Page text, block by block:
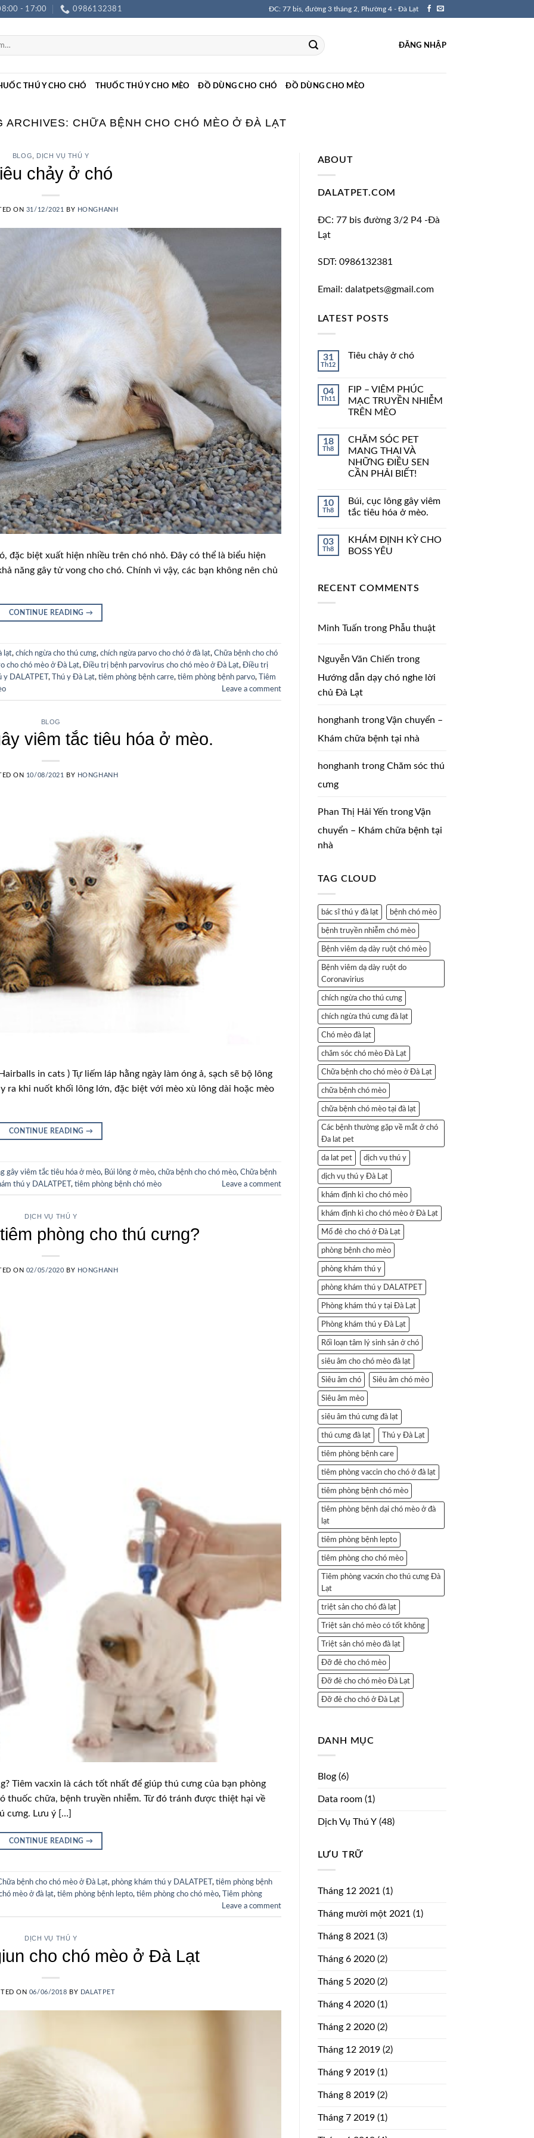
- 17:00 0986132381 ĐC: 77 bis, đường 3 tháng 2, Phường 4 - Đà Lạt
ĐĂNG NHẬP
THÚ Y CHO CHÓ THUỐC THÚ Y CHO MÈO ĐỒ DÙNG CHO CHÓ ĐỒ DÙNG CHO MÈO
ARCHIVES: CHỮA BỆNH CHO CHÓ MÈO Ở ĐÀ LẠT
BLOG DỊCH VỤ THÚ Y
chảy ở chó
ON 31/12/2021 BY HONGHANH
đặc biệt xuất hiện nhiều trên chó nhỏ. Đây có thể là biểu hiện
năng gây tử vong cho chó. Chính vì vậy, các bạn không nên chủ
CONTINUE READING →
lạt, chích ngừa cho thú cưng, chích ngừa parvo cho chó ở đà lạt, Chữa bệnh cho chó
cho chó mèo ở Đà Lạt, Điều trị bệnh parvovirus cho chó mèo ở Đà Lạt, Điều trị
DALATPET , Thú y Đà Lạt, tiêm phòng bệnh carre, tiêm phòng bệnh parvo,
Tiêm
Leave a comment
BLOG
viêm tắc tiêu hóa ở mèo.
ON 10/08/2021 BY HONGHANH
in cats ) Tự liếm láp hằng ngày làm óng ả, sạch sẽ bộ lông
ra khi nuốt khối lông lớn, đặc biệt với mèo xù lông dài hoặc mèo
CONTINUE READING →
gây viêm tắc tiêu hóa ở mèo, Búi lông ở mèo, chữa bệnh cho chó mèo, Chữa bệnh
thú y DALATPET , tiêm phòng bệnh chó mèo Leave a comment
DỊCH VỤ THÚ Y
phòng cho thú cưng?
ON 02/05/2020 BY HONGHANH
Tiêm vacxin là cách tốt nhất để giúp thú cưng của bạn phòng
thuốc chữa, bệnh truyền nhiễm. Từ đó tránh được thiệt hại về
cưng. Lưu ý […]
CONTINUE READING →
bệnh cho chó mèo ở Đà Lạt, phòng khám thú y DALATPET , tiêm phòng bệnh
mèo ở đà lạt, tiêm phòng bệnh lepto, tiêm phòng cho chó mèo,
Tiêm phòng
Leave a comment
DỊCH VỤ THÚ Y
cho chó mèo ở Đà Lạt
ON 06/06/2018 BY DALATPET
ABOUT
DALATPET.COM
ĐC: 77 bis đường 3/2 P4 -Đà
Lạt
SDT: 0986132381
Email: dalatpets@gmail.com
LATEST POSTS
31
Th12
Tiêu chảy ở chó
04
Th11
FIP – VIÊM PHÚC
MẠC TRUYỀN NHIỄM
TRÊN MÈO
18
Th8
CHĂM SÓC PET
MANG THAI VÀ
NHỮNG ĐIỀU SEN
CẦN PHẢI BIẾT!
10
Th8
Búi, cục lông gây viêm
tắc tiêu hóa ở mèo.
03
Th8
KHÁM ĐỊNH KỲ CHO
BOSS YÊU
RECENT COMMENTS
Minh Tuấn trong Phẫu thuật
Nguyễn Văn Chiến trong
Hướng dẫn dạy chó nghe lời
chủ Đà Lạt
honghanh trongVận chuyển –
Khám chữa bệnh tại nhà
honghanh trong Chăm sóc thú
cưng
Phan Thị Hải Yến trongVận
chuyển – Khám chữa bệnh tại
nhà
TAG CLOUD
bác sĩ thú y đà lạt bệnh chó mèo
bệnh truyền nhiễm chó mèo
Bệnh viêm dạ dày ruột chó mèo
Bệnh viêm dạ dày ruột do
Coronavirius
chích ngừa cho thú cưng
chích ngừa thú cưng đà lạt
Chó mèo đà lạt
chăm sóc chó mèo Đà Lạt
Chữa bệnh cho chó mèo ở Đà Lạt
chữa bệnh chó mèo
chữa bệnh chó mèo tại đà lạt
Các bệnh thường gặp về mắt ở chó
Đa lat pet
da lat pet dịch vụ thú y
dịch vụ thú y Đà Lạt
khám định kì cho chó mèo
khám định kì cho chó mèo ở Đà Lạt
Mổ đẻ cho chó ở Đà Lạt
phòng bệnh cho mèo
phòng khám thú y
phòng khám thú y DALATPET
Phòng khám thú y tại Đà Lạt
Phòng khám thú y Đà Lạt
Rối loạn tâm lý sinh sản ở chó
siêu âm cho chó mèo đà lạt
Siêu âm chó Siêu âm chó mèo
Siêu âm mèo
siêu âm thú cưng đà lạt
thú cưng đà lạt Thú y Đà Lạt
tiêm phòng bệnh care
tiêm phòng vaccin cho chó ở đà lạt
tiêm phòng bệnh chó mèo
tiêm phòng bệnh dại chó mèo ở đà
lạt
tiêm phòng bệnh lepto
tiêm phòng cho chó mèo
Tiêm phòng vacxin cho thú cưng Đà
Lạt
triệt sản cho chó đà lạt
Triệt sản chó mèo có tốt không
Triệt sản chó mèo đà lạt
Đỡ đẻ cho chó mèo
Đỡ đẻ cho chó mèo Đà Lạt
Đỡ đẻ cho chó ở Đà Lạt
DANH MỤC
Blog(6)
Data room(1)
Dịch Vụ Thú Y(48)
LƯU TRỮ
Tháng 12 2021 (1)
Tháng mười một 2021 (1)
Tháng 8 2021 (3)
Tháng 6 2020(2)
Tháng 5 2020(2)
Tháng 4 2020(1)
Tháng 2 2020(2)
Tháng 12 2019(2)
Tháng 9 2019(1)
Tháng 8 2019(2)
Tháng 7 2019(1)